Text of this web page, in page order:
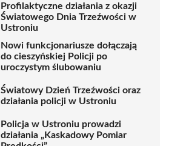
Profilaktyczne działania z okazji
Światowego Dnia Trzeźwości w
Ustroniu
Nowi funkcjonariusze dołączają
do cieszyńskiej Policji po
uroczystym ślubowaniu
Światowy Dzień Trzeźwości oraz
działania policji w Ustroniu
Policja w Ustroniu prowadzi
działania „Kaskadowy Pomiar